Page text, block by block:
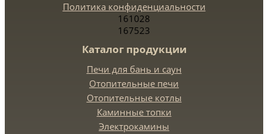
Политика конфиденциальности
161028
167523
Каталог продукции
Печи для бань и саун
Отопительные печи
Отопительные котлы
Каминные топки
Электрокамины